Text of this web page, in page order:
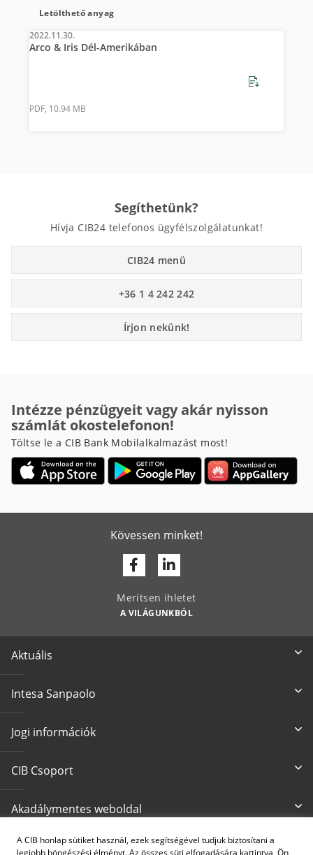
A CIB honlap sütiket használ, ezek segítségével tudjuk biztosítani a
legjobb böngészési élményt. Az összes süti elfogadására kattintva, Ön
Letölthető anyag
2022.11.30.
Arco & Iris Dél-Amerikában
PDF, 10.94 MB
Segíthetünk?
Hívja CIB24 telefonos ügyfélszolgálatunkat!
CIB24 menü
+36 1 4 242 242
Írjon nekünk!
Intézze pénzügyeit vagy akár nyisson
számlát okostelefonon!
Töltse le a CIB Bank Mobilalkalmazást most!
Kövessen minket!
FacebookLinkedin
Merítsen ihletet
A VILÁGUNKBÓL
Aktuális
Intesa Sanpaolo
Jogi információk
CIB Csoport
Akadálymentes weboldal
Írjon nekünk
CIB24 ügyfélszolgálat